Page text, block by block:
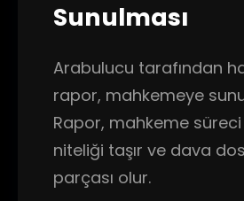
Sunulması
Arabulucu tarafından
rapor, mahkemeye
Rapor, mahkeme
niteliği taşır ve dava
parçası olur.